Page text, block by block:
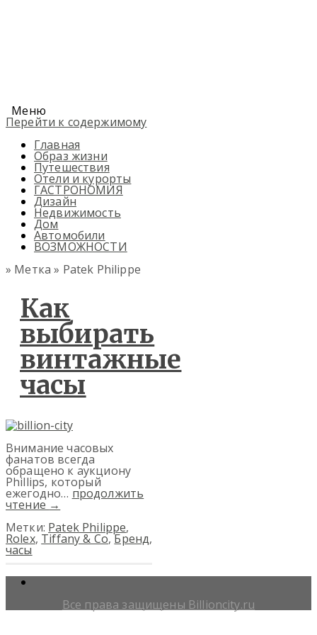
Меню
Перейти к содержимому
Главная
Образ жизни
Путешествия
Отели и курорты
ГАСТРОНОМИЯ
Дизайн
Недвижимость
Дом
Автомобили
ВОЗМОЖНОСТИ
» Метка » Patek Philippe
Как
выбирать
винтажные
часы
Внимание часовых
фанатов всегда
обращено к аукциону
Phillips, который
ежегодно… продолжить
чтение →
Метки: Patek Philippe,
Roleх, Tiffany & Co,Бренд,
часы
Все права защищены Billioncity.ru